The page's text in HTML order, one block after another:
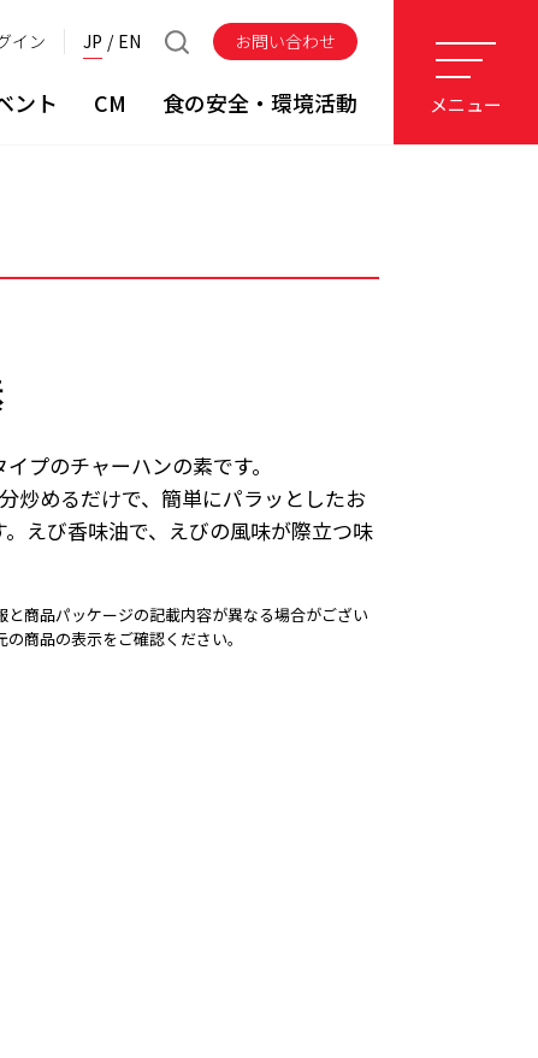
イン JP EN お問い合わせ
ント CM 食の安全・環境活動 メニュー
プのチャーハンの素です。
炒めるだけで、簡単にパラッとしたお
えび香味油で、えびの風味が際立つ味
商品パッケージの記載内容が異なる場合がござい
商品の表示をご確認ください。